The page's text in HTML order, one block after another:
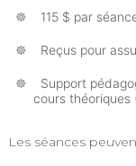
115 $ par
Reçus pour
Support
cours théoriques
Les séances